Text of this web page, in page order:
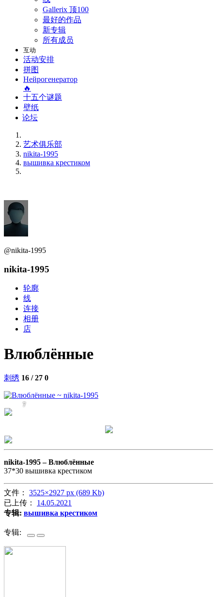
Gallerix 顶100
最好的作品
新专辑
所有成员
互动
活动安排
拼图
Нейрогенератор
🔥
十五个谜题
壁纸
论坛
艺术俱乐部
nikita-1995
вышивка крестиком
@nikita-1995
nikita-1995
轮廓
线
连接
相册
店
Влюблённые
刺绣 16 / 27 0
7
nikita-1995 –Влюблённые
37*30 вышивка крестиком
文件： 3525×2927 px (689 Kb)
已上传： 14.05.2021
专辑: вышивка крестиком
专辑: